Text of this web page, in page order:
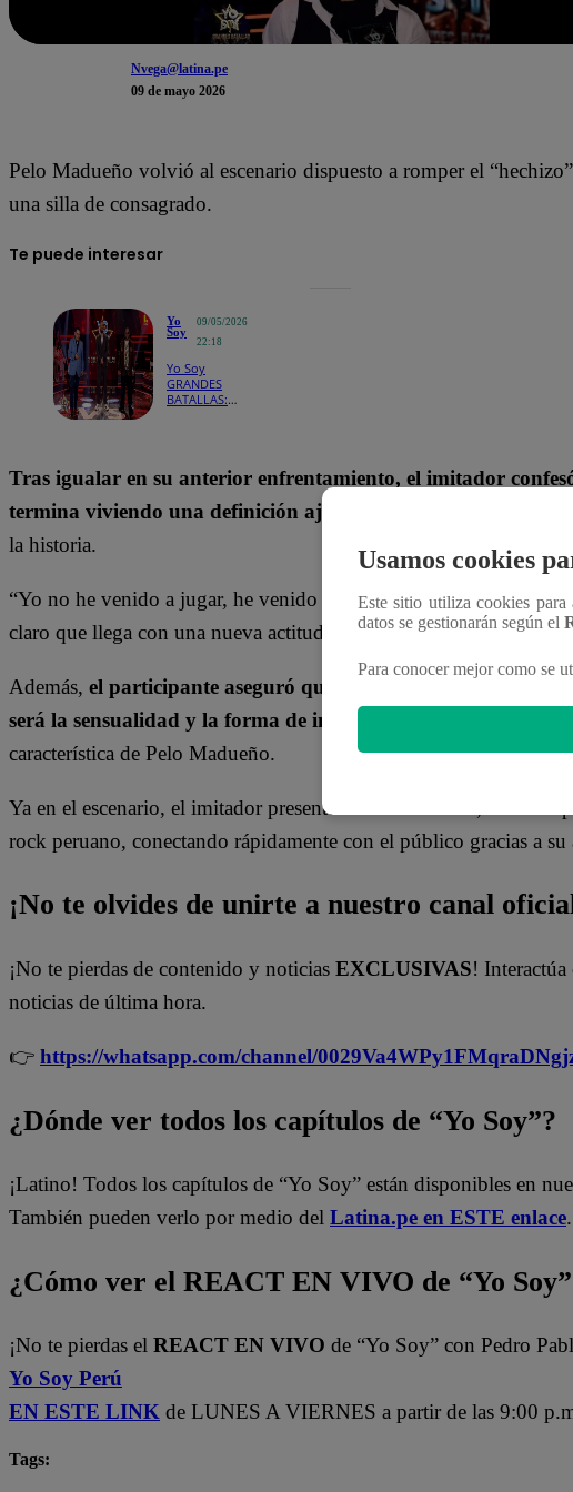
Nvega@latina.pe
09 de mayo 2026
Pelo Madueño volvió al escenario dispuesto a romper el
una silla de consagrado.
Te puede interesar
Yo
Soy
09/05/2026
22:18
Yo Soy
GRANDES
BATALLAS:
derrota a
Tras igualar en su anterior enfrentamiento, el imitador
termina viviendo una definición ajustada.
la historia.
“Yo no he venido a jugar, he venido a quedarme”, afirmó
claro que llega con una nueva actitud y más confianza sobre el
Además, el participante aseguró que una de sus principales
será la sensualidad y la forma de interpretar cada canción
,
característica de Pelo Madueño.
Ya en el escenario, el imitador presentó “Alma de 80´s”, una
rock peruano, conectando rápidamente con el público gracias a su
¡No te olvides de unirte a nuestro canal
¡No te pierdas de contenido y noticias EXCLUSIVAS!
noticias de última hora.
👉 https://whatsapp.com/channel/
¿Dónde ver todos los capítulos de “Yo Soy”?
¡Latino! Todos los capítulos de “Yo Soy” están disponibles en
También pueden verlo por medio del Latina.pe en ESTE enlace.
¿Cómo ver el REACT EN VIVO de “Yo
¡No te pierdas el REACT EN VIVO de “Yo Soy” con Pedro
Yo Soy Perú
EN ESTE LINK de LUNES A VIERNES a partir de las 9:00
Tags:
Usamos cookies
Este sitio utiliza cookies
datos se gestionarán según el
Para conocer mejor como se